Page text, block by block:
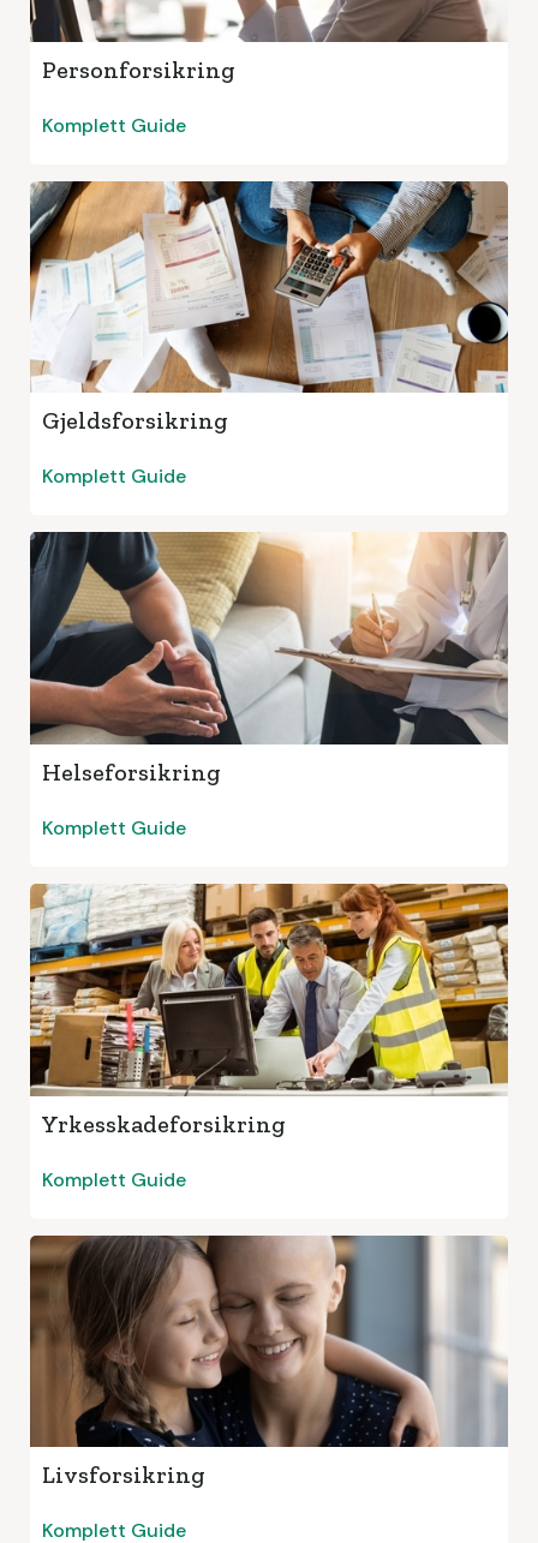
Personforsikring
Komplett Guide
Gjeldsforsikring
Komplett Guide
Helseforsikring
Komplett Guide
Yrkesskadeforsikring
Komplett Guide
Livsforsikring
Komplett Guide